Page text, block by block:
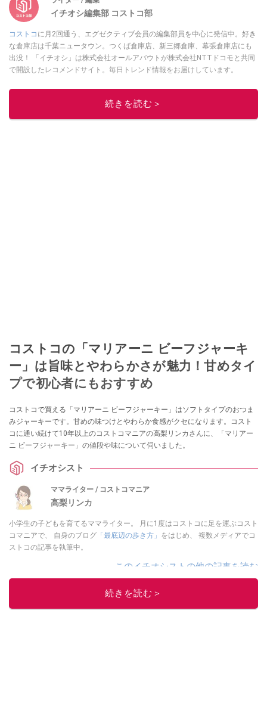
イチオシ編集部 コストコ部
コストコ に月2回通う、エグゼクティブ会員の編集部員を中心に発信中。好き
な倉庫店は千葉ニュータウン。つくば倉庫店、新三郷倉庫、幕張倉庫店にも
出没！ 「イチオシ」は株式会社オールアバウトが株式会社NTTドコモと共同
で開設したレコメンドサイト。毎日トレンド情報をお届けしています。
このイチオシストの他の記事を読む
続きを読む＞
コストコの「マリアーニ ビーフジャーキ
ー」は旨味とやわらかさが魅力！甘めタイ
プで初心者にもおすすめ
コストコで買える「マリアーニ ビーフジャーキー」はソフトタイプのおつま
みジャーキーです。甘めの味つけとやわらか食感がクセになります。コスト
コに通い続けて10年以上のコストコマニアの高梨リンカさんに、「マリアー
ニ ビーフジャーキー」の値段や味について伺いました。
イチオシスト
ママライター / コストコマニア
高梨リンカ
小学生の子どもを育てるママライター。 月に1度はコストコに足を運ぶコスト
コマニアで、 自身のブログ 「最底辺の歩き方」 をはじめ、 複数メディアでコ
ストコの記事を執筆中。
このイチオシストの他の記事を読む
続きを読む＞